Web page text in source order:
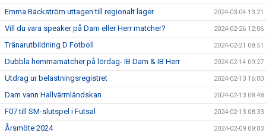
Emma Bäckström uttagen till regionalt läger 2024-03-04 13:21
Vill du vara speaker på Dam eller Herr matcher? 2024-02-26 12:06
Tränarutbildning D Fotboll 2024-02-21 08:51
Dubbla hemmamatcher på lördag- IB Dam & IB Herr 2024-02-14 09:27
Utdrag ur belastningsregistret 2024-02-13 16:00
Dam vann Hallvärmländskan 2024-02-13 08:48
F07 till SM-slutspel i Futsal 2024-02-13 08:33
Årsmöte 2024 2024-02-09 09:03